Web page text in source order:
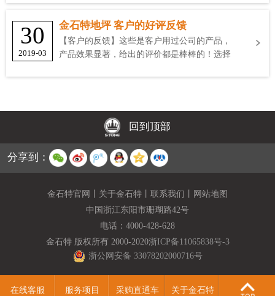
30
2019-03
金石特地坪 客户的好评反馈
【客户的反馈】这些是客户用过公司的产品，
产品效果显著，给出的评价都是棒棒的！选择
回到顶部
分享到：
金石特官网 关于金石特 联系我们
网站地图
中国浙江东阳市珊瑚路42号
电话： 4000-428-628
金石特 版权所有 2000-2020浙ICP备11065838号-3
浙公网安备 33078202000716号
在线客服 服务项目 采购直通车 关于金石特